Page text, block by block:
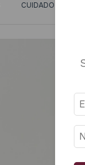
CUIDADO